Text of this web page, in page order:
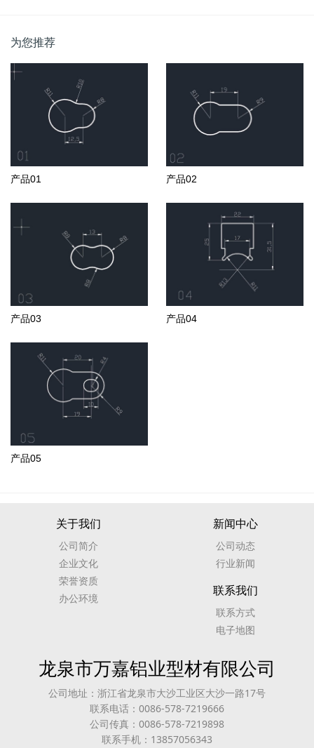
为您推荐
产品01 产品02
产品03 产品04
产品05
关于我们
公司简介
企业文化
荣誉资质
办公环境
新闻中心
公司动态
行业新闻
联系我们
联系方式
电子地图
龙泉市万嘉铝业型材有限公司
公司地址：浙江省龙泉市大沙工业区大沙一路17号
联系电话：0086-578-7219666
公司传真：0086-578-7219898
联系手机：13857056343